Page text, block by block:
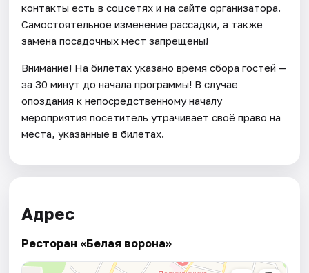
контакты есть в соцсетях и на сайте организатора.
Самостоятельное изменение рассадки, а также
замена посадочных мест запрещены!
Внимание! На билетах указано время сбора гостей —
за 30 минут до начала программы! В случае
опоздания к непосредственному началу
мероприятия посетитель утрачивает своё право на
места, указанные в билетах.
Адрес
Ресторан «Белая ворона»